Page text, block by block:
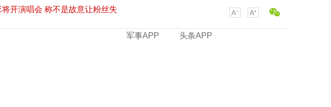
开演唱会 称不是故意让粉丝失
军事APP 头条APP